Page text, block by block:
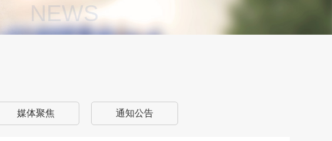
NEWS
媒体聚焦 通知公告